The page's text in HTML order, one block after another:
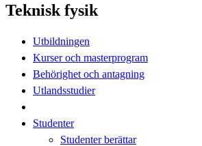
Teknisk fysik
Utbildningen
Kurser och masterprogram
Behörighet och antagning
Utlandsstudier
Studenter
Studenter berättar